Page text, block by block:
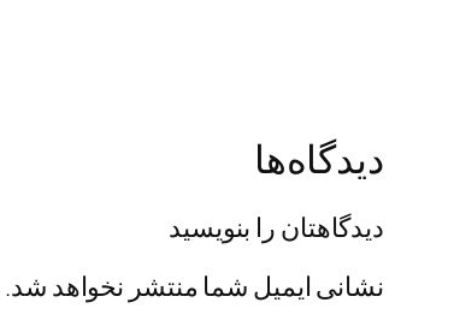
دیدگاه‌ها
دیدگاهتان را بنویسید
نشانی ایمیل شما منتشر نخواهد شد.